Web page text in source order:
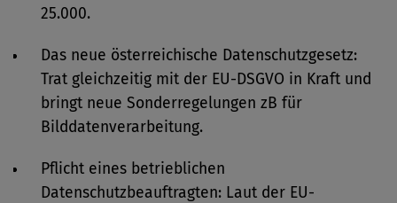
25.000.
Das neue österreichische Datenschutzgesetz:
Trat gleichzeitig mit der EU-DSGVO in Kraft und
bringt neue Sonderregelungen zB für
Bilddatenverarbeitung.
Pflicht eines betrieblichen
Datenschutzbeauftragten: Laut der EU-